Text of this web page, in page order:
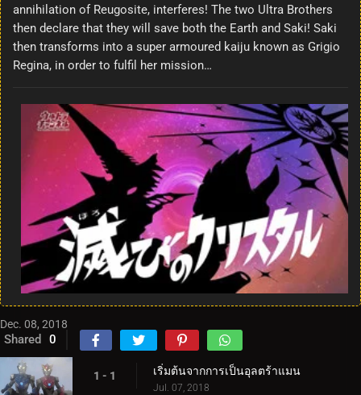
annihilation of Reugosite, interferes! The two Ultra Brothers
then declare that they will save both the Earth and Saki! Saki
then transforms into a super armoured kaiju known as Grigio
Regina, in order to fulfil her mission…
Dec. 08, 2018
Shared 0
1 - 1 เริ่มต้นจากการเป็นอุลตร้าแมน
Jul. 07, 2018